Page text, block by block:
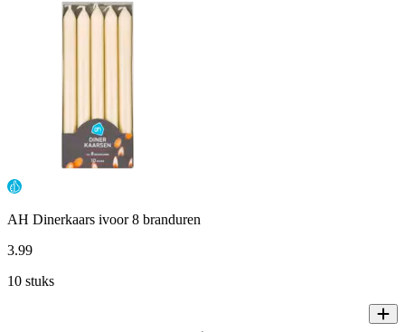
AH Dinerkaars ivoor 8 branduren
3.99
10 stuks